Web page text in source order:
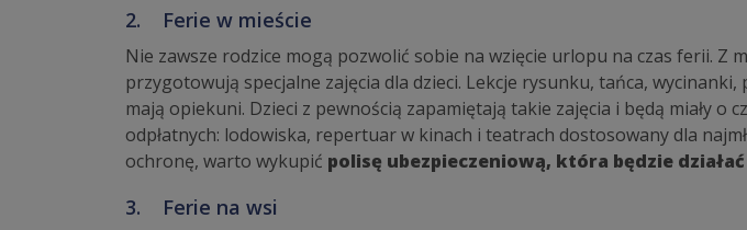
2. Ferie w mieście
Nie zawsze rodzice mogą pozwolić sobie na wzięcie urlopu na czas ferii. Z
przygotowują specjalne zajęcia dla dzieci. Lekcje rysunku, tańca,
mają opiekuni. Dzieci z pewnością zapamiętają takie zajęcia i będą miały o
odpłatnych: lodowiska, repertuar w kinach i teatrach dostosowany dla
ochronę, warto wykupić polisę ubezpieczeniową, która będzie
3. Ferie na wsi